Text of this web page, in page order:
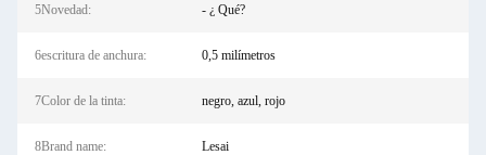
5Novedad: - ¿ Qué?
6escritura de anchura: 0,5 milímetros
7Color de la tinta: negro, azul, rojo
8Brand name: Lesai